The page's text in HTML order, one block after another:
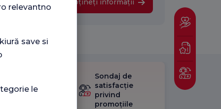
Obțineți informații
Sondaj de
satisfacție
privind
promoțiile
relevantno
save si
le